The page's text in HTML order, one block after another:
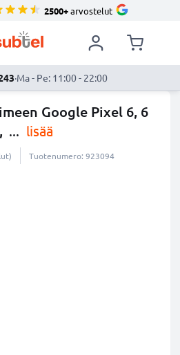
2500+arvostelut
·Ma - Pe: 11:00 - 22:00
Google Pixel 6, 6
... lisää
Tuotenumero: 923094